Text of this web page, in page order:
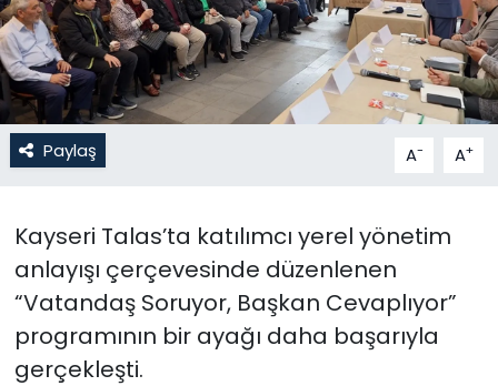
Paylaş A- A+
Kayseri Talas’ta katılımcı yerel yönetim
anlayışı çerçevesinde düzenlenen
“Vatandaş Soruyor, Başkan Cevaplıyor”
programının bir ayağı daha başarıyla
gerçekleşti.
KKTC
KKTC YEREL SEÇİM 2018
Kültür Sanat
Moda
Nöbetçi Eczaneler
Otomobil Dünyası